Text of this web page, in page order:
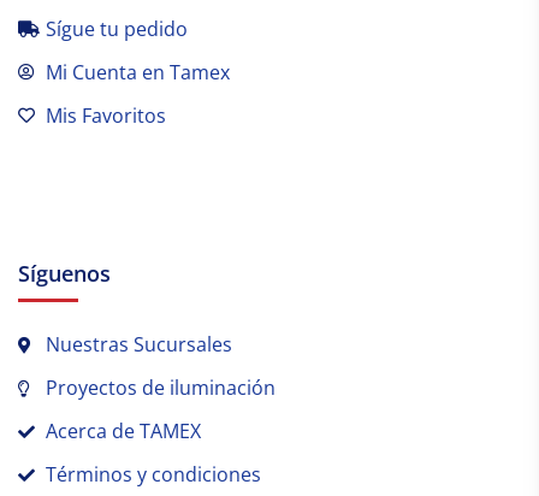
Sígue tu pedido
Mi Cuenta en Tamex
Mis Favoritos
Síguenos
Nuestras Sucursales
Proyectos de iluminación
Acerca de TAMEX
Términos y condiciones